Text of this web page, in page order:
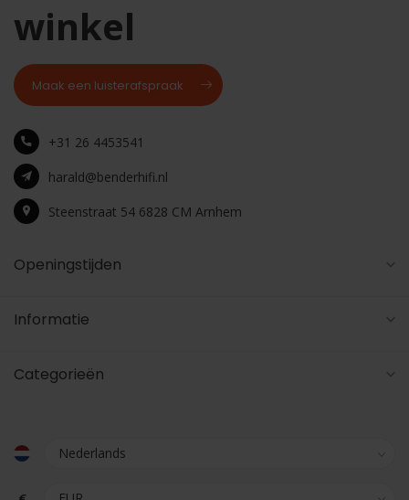
winkel
Maak een luisterafspraak
+31 26 4453541
harald@benderhifi.nl
Steenstraat 54 6828 CM Arnhem
Openingstijden
Informatie
Categorieën